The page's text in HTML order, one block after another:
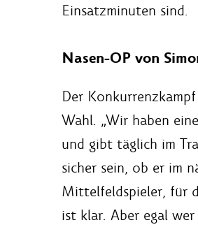
Einsatzminuten sind.
Nasen-OP von
Der
Wahl. „Wir haben
und gibt täglich im
sicher sein, ob er im
Mittelfeldspieler, für
ist klar. Aber egal